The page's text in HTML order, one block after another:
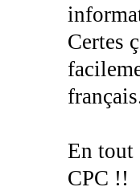
Certes
En tout
CPC !!